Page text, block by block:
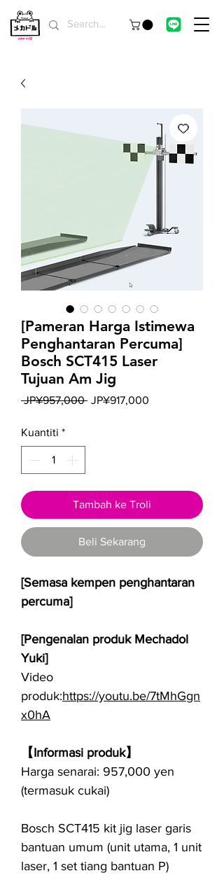
[Pameran Harga Istimewa
Penghantaran Percuma]
Bosch SCT415 Laser
Tujuan Am Jig
JP¥957,000 Harga
JP¥917,000
Kuantiti *
Tambah ke Troli
Beli Sekarang
[Semasa kempen penghantaran
percuma]
[Pengenalan produk Mechadol
Yuki]
Video
produk:https://youtu.be/7tMhGgn
x0hA
【Informasi produk】
Harga senarai: 957,000 yen
(termasuk cukai)
Bosch SCT415 kit jig laser garis
bantuan umum (unit utama, 1 unit
laser, 1 set tiang bantuan P)